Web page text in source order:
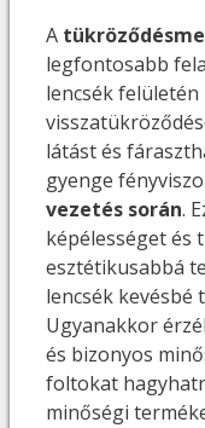
A
legfontosabb
lencsék
látást és
gyenge
vezetés során.
képélességet és
esztétikusabbá
lencsék kevésbé
Ugyanakkor
és bizonyos
foltokat
minőségi